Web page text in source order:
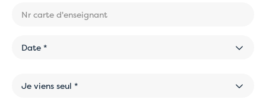
Date *
Je viens seul *